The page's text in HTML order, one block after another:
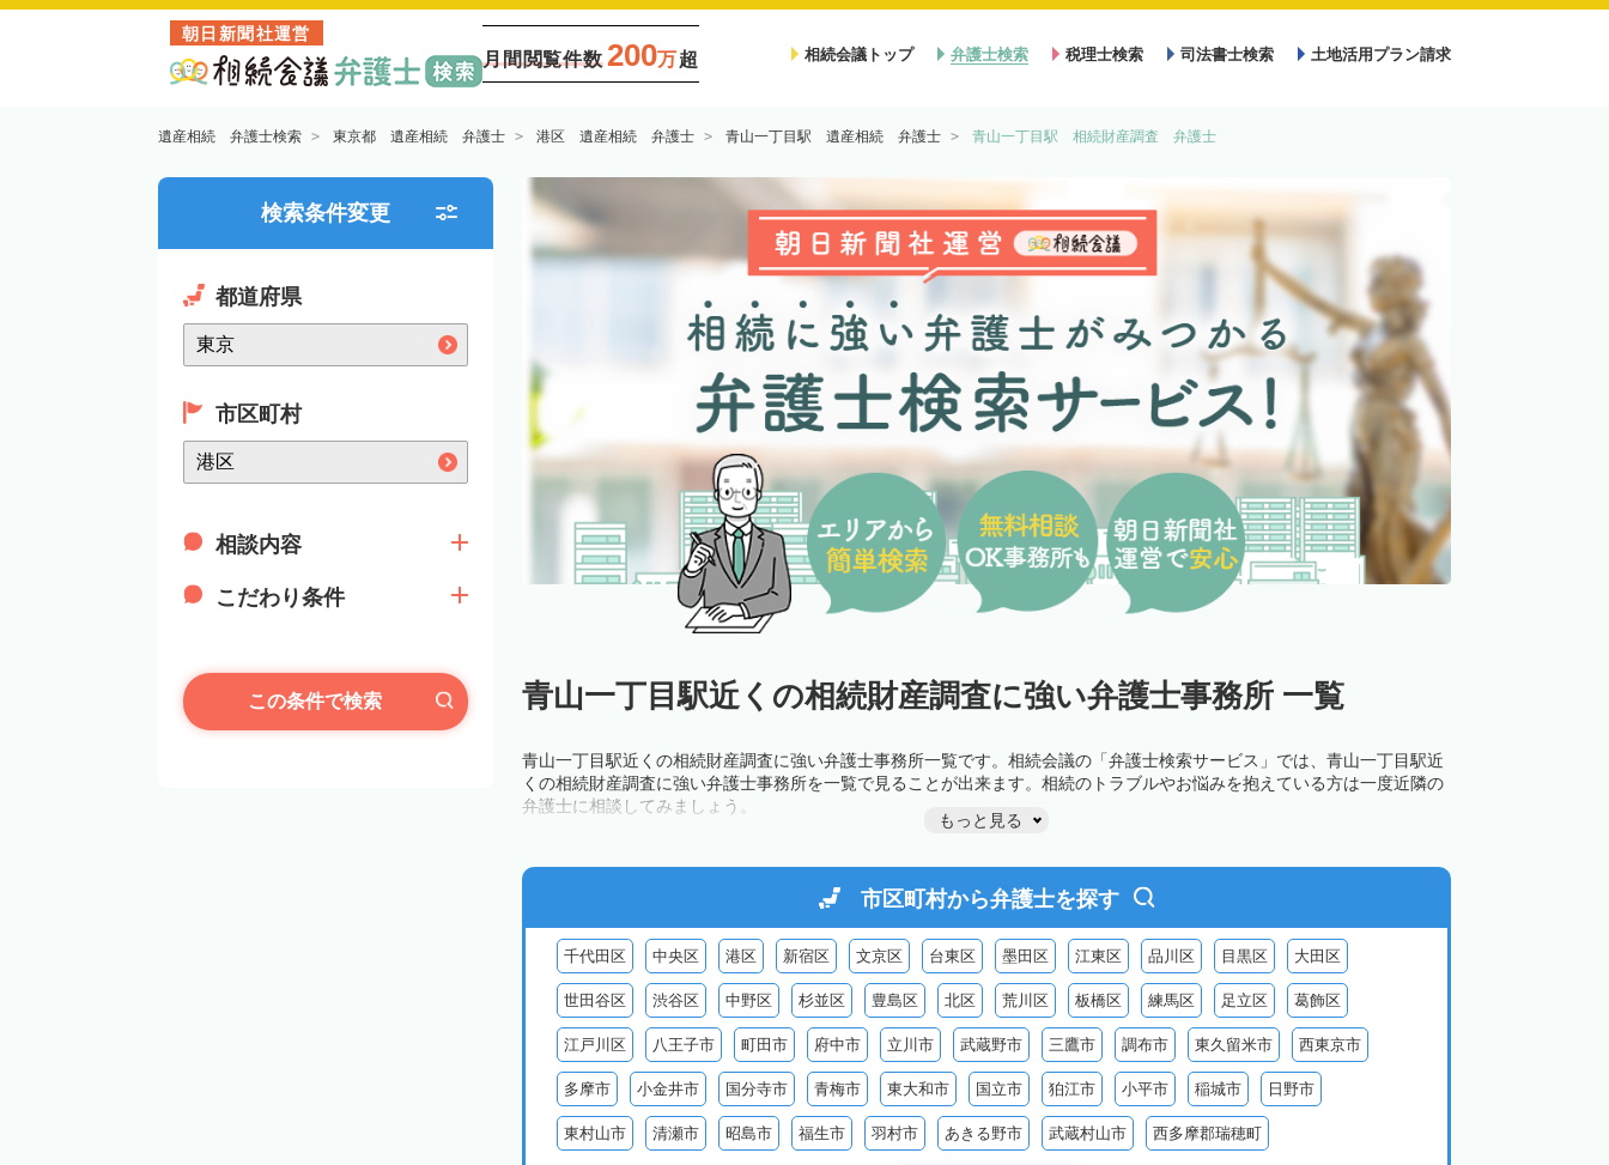
朝日新聞社運営
月間閲覧件数 200万超 相続会議トップ 弁護士検索 税理士検索 司法書士検索 土地活用プラン請求
遺産相続 弁護士検索 東京都 遺産相続 弁護士 港区 遺産相続 弁護士 青山一丁目駅 遺産相続 弁護士 青山一丁目駅 相続財産調査 弁護士
検索条件変更
都道府県
市区町村
相談内容
こだわり条件
この条件で検索 青山一丁目駅近くの相続財産調査に強い弁護士事務所 一覧
青山一丁目駅近くの相続財産調査に強い弁護士事務所一覧です。相続会議の「弁護士検索サービス」では、青山一丁目駅近
くの相続財産調査に強い弁護士事務所を一覧で見ることが出来ます。相続のトラブルやお悩みを抱えている方は一度近隣の
弁護士に相談してみましょう。
もっと見る
市区町村から弁護士を探す
千代田区 中央区 港区 新宿区 文京区 台東区 墨田区 江東区 品川区 目黒区 大田区
世田谷区 渋谷区 中野区 杉並区 豊島区 北区 荒川区 板橋区 練馬区 足立区 葛飾区
江戸川区 八王子市 町田市 府中市 立川市 武蔵野市 三鷹市 調布市 東久留米市 西東京市
多摩市 小金井市 国分寺市 青梅市 東大和市 国立市 狛江市 小平市 稲城市 日野市
東村山市 清瀬市 昭島市 福生市 羽村市 あきる野市 武蔵村山市 西多摩郡瑞穂町